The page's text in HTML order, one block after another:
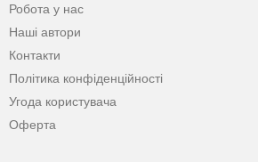
Робота у нас
Наші автори
Контакти
Політика конфіденційності
Угода користувача
Оферта